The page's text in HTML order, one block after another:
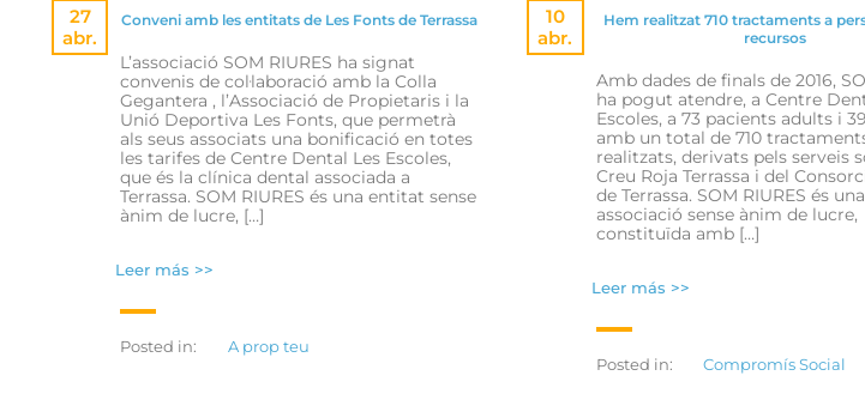
27
abr.
Conveni amb les entitats de Les Fonts de Terrassa
L’associació SOM RIURES ha signat
convenis de col·laboració amb la Colla
Gegantera , l’Associació de Propietaris i la
Unió Deportiva Les Fonts, que permetrà
als seus associats una bonificació en totes
les tarifes de Centre Dental Les Escoles,
que és la clínica dental associada a
Terrassa. SOM RIURES és una entitat sense
ànim de lucre, […]
Leer más >>
Posted in: A prop teu
10
abr.
Hem realitzat 710 tractaments a
recursos
Amb dades de finals de 2016,
ha pogut atendre, a Centre
Escoles, a 73 pacients adults i
amb un total de 710
realitzats, derivats pels serveis
Creu Roja Terrassa i del
de Terrassa. SOM RIURES és una
associació sense ànim de lucre,
constituïda amb […]
Leer más >>
Posted in: Compromís Social